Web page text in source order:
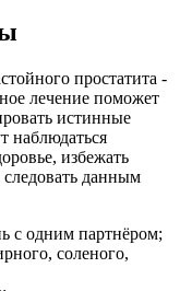
простатита -
лечение поможет
истинные
наблюдаться
избежать
данным
с одним партнёром;
соленого,